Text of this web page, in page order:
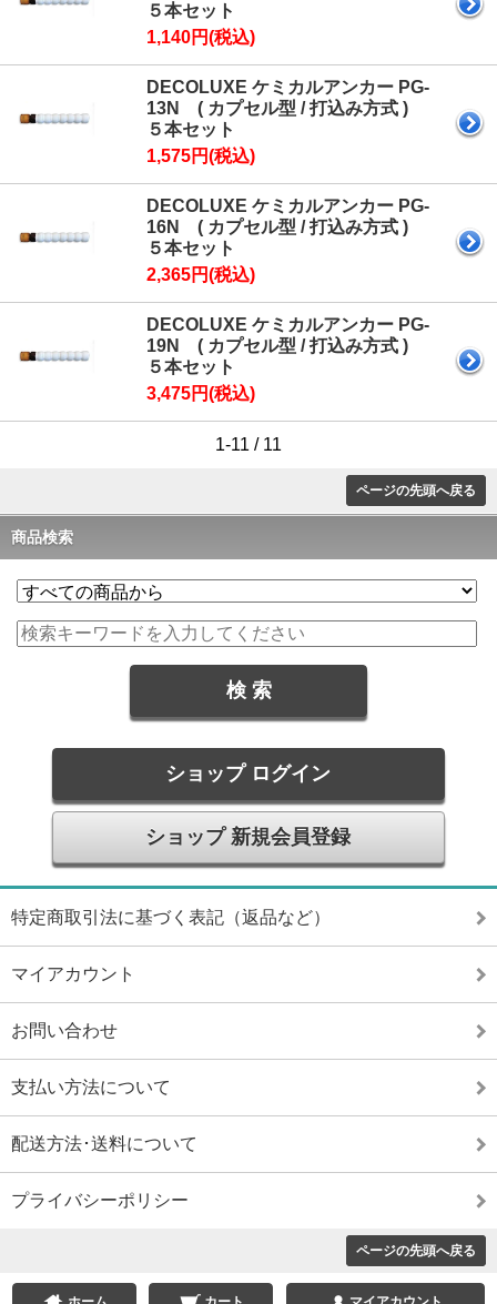
５本セット
1,140円(税込)
DECOLUXE ケミカルアンカー PG-
13N ( カプセル型 / 打込み方式 )
５本セット
1,575円(税込)
DECOLUXE ケミカルアンカー PG-
16N ( カプセル型 / 打込み方式 )
５本セット
2,365円(税込)
DECOLUXE ケミカルアンカー PG-
19N ( カプセル型 / 打込み方式 )
５本セット
3,475円(税込)
1-11 / 11
ページの先頭へ戻る
商品検索
ショップ ログイン
ショップ 新規会員登録
特定商取引法に基づく表記（返品など）
マイアカウント
お問い合わせ
支払い方法について
配送方法･送料について
プライバシーポリシー
ページの先頭へ戻る